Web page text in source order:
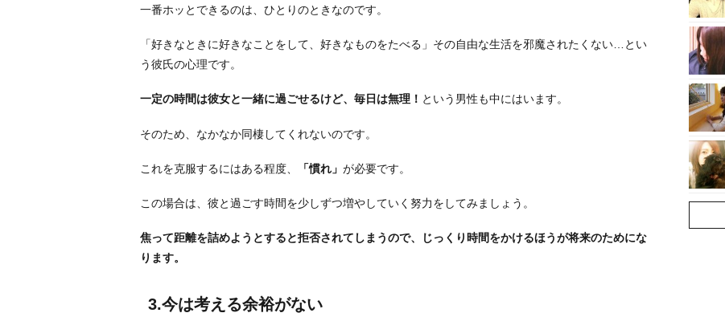
す
る
時
が
い
お
り
に
一番ホッとできるのは、ひとりのときなのです。
「好きなときに好きなことをして、好きなものをたべる」その自由な生活を邪魔されたくない…とい
う彼氏の心理です。
一定の時間は彼女と一緒に過ごせるけど、毎日は無理！ という男性も中にはいます。
そのため、なかなか同棲してくれないのです。
これを克服するにはある程度、 「慣れ」 が必要です。
この場合は、彼と過ごす時間を少しずつ増やしていく努力をしてみましょう。
焦って距離を詰めようとすると拒否されてしまうので、じっくり時間をかけるほうが将来のためにな
ります。
3.今は考える余裕がない